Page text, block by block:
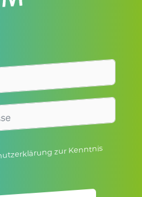
zur Kenntnis